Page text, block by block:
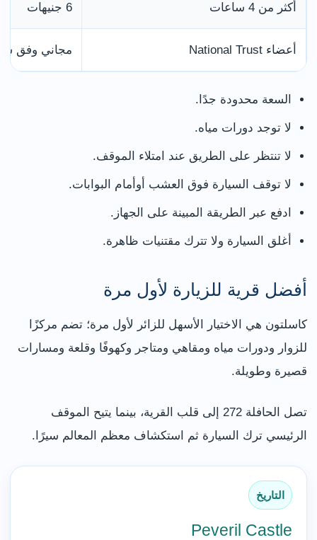
أكثر من 4 ساعات 6 جنيهات
أعضاء National Trust مجاني وفق
السعة محدودة جدًا.
لا توجد دورات مياه.
لا تنتظر على الطريق عند امتلاء الموقف.
لا توقف السيارة فوق العشب أوأمام البوابات.
ادفع عبر الطريقة المبينة على الجهاز.
أغلق السيارة ولا تترك مقتنيات ظاهرة.
أفضل قرية للزيارة لأول مرة
كاسلتون هي الاختيار الأسهل للزائر لأول مرة؛ تضم مركزًا
للزوار ودورات مياه ومقاهي ومتاجر وكهوفًا وقلعة ومسارات
قصيرة وطويلة.
تصل الحافلة 272 إلى قلب القرية، بينما يتيح الموقف
الرئيسي ترك السيارة ثم استكشاف معظم المعالم سيرًا.
التاريخ
Peveril Castle